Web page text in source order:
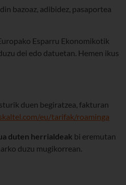
bazoaz, adibidez, pasaportea
Esparru Ekonomikotik
dei edo datuetan. Hemen ikus
duen begiratzea, fakturan
eu/tarifak/roaminga
duten herrialdeak bi eremutan
duzu mugikorrean.